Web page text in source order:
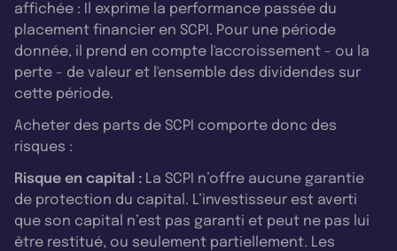
affichée : Il exprime la performance passée du
placement financier en SCPI. Pour une période
donnée, il prend en compte l'accroissement - ou la
perte - de valeur et l'ensemble des dividendes sur
cette période.
Acheter des parts de SCPI comporte donc des
risques :
Risque en capital : La SCPI n’offre aucune garantie
de protection du capital. L’investisseur est averti
que son capital n’est pas garanti et peut ne pas lui
être restitué, ou seulement partiellement. Les